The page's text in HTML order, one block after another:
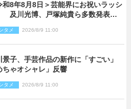
和8年8月8日＞芸能界にお祝いラッシ
及川光博、戸塚純貴ら多数発表結
タメ 2026/8/9 11:00
景子、手芸作品の新作に「すごい」
ちゃオシャレ」反響
タメ 2026/8/9 11:00